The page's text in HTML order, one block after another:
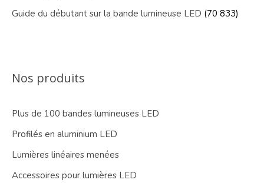
Guide du débutant sur la bande lumineuse LED (70 833)
Nos produits
Plus de 100 bandes lumineuses LED
Profilés en aluminium LED
Lumières linéaires menées
Accessoires pour lumières LED